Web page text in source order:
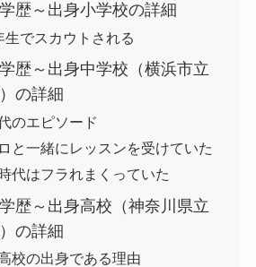
歴～出身小学校の詳細
生でスカウトされる
歴～出身中学校（横浜市立
の詳細
のエピソード
と一緒にレッスンを受けていた
代はフラれまくっていた
歴～出身高校（神奈川県立
の詳細
校の出身である理由